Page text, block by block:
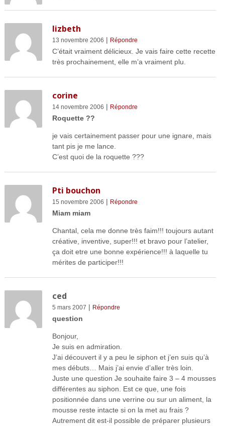
lizbeth
13 novembre 2006 | Répondre
C’était vraiment délicieux. Je vais faire cette recette
très prochainement, elle m’a vraiment plu.
corine
14 novembre 2006 | Répondre
Roquette ??
je vais certainement passer pour une ignare, mais
tant pis je me lance.
C’est quoi de la roquette ???
Pti bouchon
15 novembre 2006 | Répondre
Miam miam
Chantal, cela me donne très faim!!! toujours autant
créative, inventive, super!!! et bravo pour l’atelier,
ça doit etre une bonne expérience!!! à laquelle tu
mérites de participer!!!
ced
5 mars 2007 | Répondre
question
Bonjour,
Je suis en admiration.
J’ai découvert il y a peu le siphon et j’en suis qu’à
mes débuts… Mais j’ai envie d’aller très loin.
Juste une question Je souhaite faire 3 – 4 mousses
différentes au siphon. Est ce que, une fois
positionnée dans une verrine ou sur un aliment, la
mousse reste intacte si on la met au frais ?
Autrement dit est-il possible de préparer plusieurs